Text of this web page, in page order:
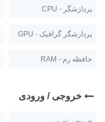
پردازشگر - CPU
پردازشگر گرافیک - GPU
حافظه رم - RAM
خروجی / ورودی